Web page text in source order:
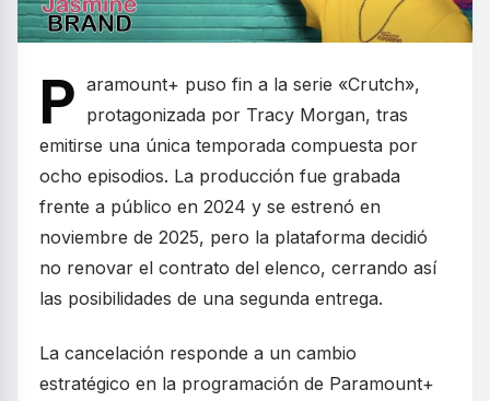
P aramount+ puso fin a la serie «Crutch»,
protagonizada por Tracy Morgan, tras
emitirse una única temporada compuesta por
ocho episodios. La producción fue grabada
frente a público en 2024 y se estrenó en
noviembre de 2025, pero la plataforma decidió
no renovar el contrato del elenco, cerrando así
las posibilidades de una segunda entrega.
La cancelación responde a un cambio
estratégico en la programación de Paramount+